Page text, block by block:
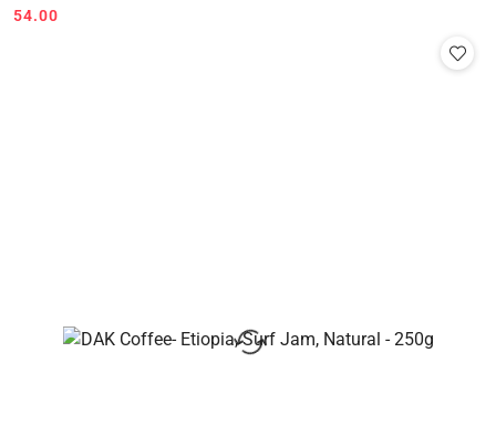
Cena:
54.00